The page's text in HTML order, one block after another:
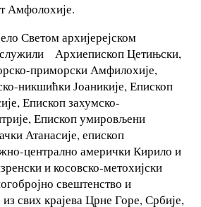
Амфолохије.
Светом архијерејском
служили Архиепископ Цетињски,
приморски Амфилохије,
никшићки Јоаникије, Епископ
Епископ захумско-
Епископ умировљени
Атанасије, епископ
централно амерички Кирило и
и косовско-метохијски
свештенство и
свих крајева Црне Горе, Србије,